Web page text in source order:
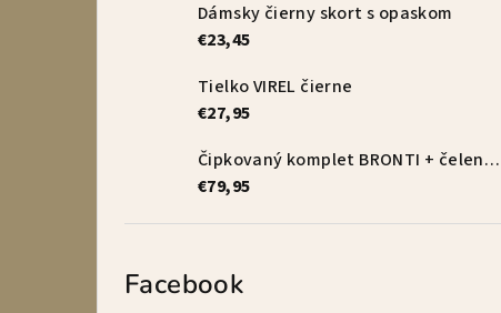
Dámsky čierny skort s opaskom
€23,45
Tielko VIREL čierne
€27,95
Čipkovaný komplet BRONTI + čelenka zdarma
€79,95
Facebook